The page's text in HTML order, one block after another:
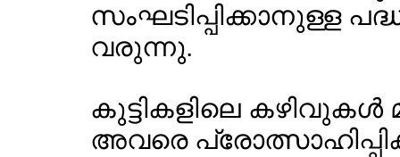
വരുന്നു.
കുട്ടികളിലെ കഴിവുകള്‍
അവരെ